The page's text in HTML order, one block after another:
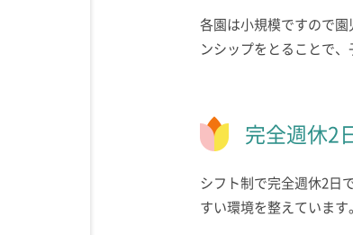
各園は小規模ですので
ンシップをとることで、
完全週休2
シフト制で完全週休2日
すい環境を整えています。